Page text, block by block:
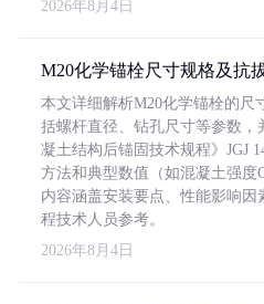
2026年8月4日
M20化学锚栓尺寸规格及抗
本文详细解析M20化学锚栓的尺
括螺杆直径、钻孔尺寸等参数，
凝土结构后锚固技术规程》JGJ
方法和典型数值（如混凝土强度
内容涵盖安装要点、性能影响
程技术人员参考。
2026年8月4日